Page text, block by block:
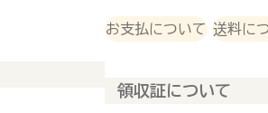
お支払について 送料に
領収証について